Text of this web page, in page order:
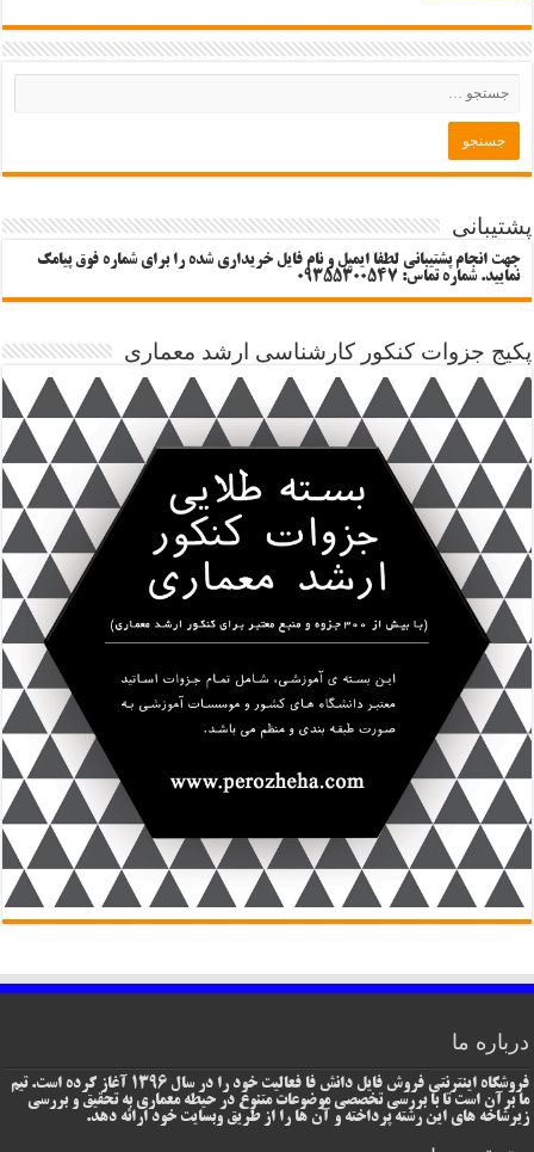
پشتیبانی
جهت انجام پشتیبانی لطفا ایمیل و نام فایل خریداری شده را برای شماره فوق پیامک
نمایید. شماره تماس: 09355300547
پکیج جزوات کنکور کارشناسی ارشد معماری
درباره ما
فروشگاه اینترنتی فروش فایل دانش فا فعالیت خود را در سال 1396 آغاز کرده است. تیم
ما برآن است تا با بررسی تخصصی موضوعات متنوع در حیطه معماری به تحقیق و بررسی
زیرشاخه های این رشته پرداخته و آن ها را از طریق وبسایت خود ارائه دهد.